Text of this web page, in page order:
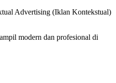
Advertising (Iklan Kontekstual)
modern dan profesional di